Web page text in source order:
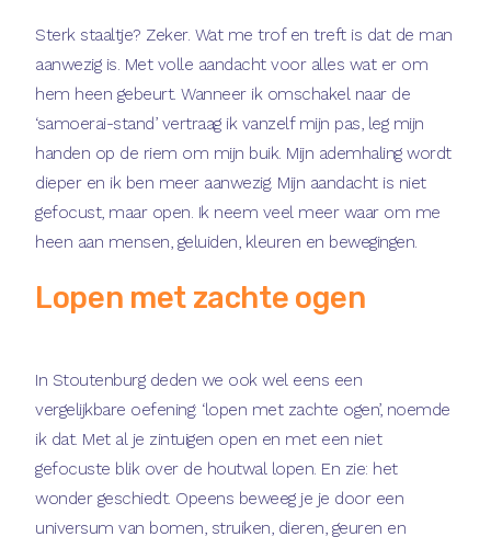
Sterk staaltje? Zeker. Wat me trof en treft is dat de man
aanwezig is. Met volle aandacht voor alles wat er om
hem heen gebeurt. Wanneer ik omschakel naar de
‘samoerai-stand’ vertraag ik vanzelf mijn pas, leg mijn
handen op de riem om mijn buik. Mijn ademhaling wordt
dieper en ik ben meer aanwezig. Mijn aandacht is niet
gefocust, maar open. Ik neem veel meer waar om me
heen aan mensen, geluiden, kleuren en bewegingen.
Lopen met zachte ogen
In Stoutenburg deden we ook wel eens een
vergelijkbare oefening: ‘lopen met zachte ogen’, noemde
ik dat. Met al je zintuigen open en met een niet
gefocuste blik over de houtwal lopen. En zie: het
wonder geschiedt. Opeens beweeg je je door een
universum van bomen, struiken, dieren, geuren en